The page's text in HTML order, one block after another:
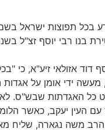
בכל תפוצות ישראל
בנו רבי יוסף זצ"ל
דוד אזולאי זיע"א, כי
מעשה ידי אומן על
כל האגדתות שבש"ס.
העין יעקב, כאשר
משה נגארה, שליח